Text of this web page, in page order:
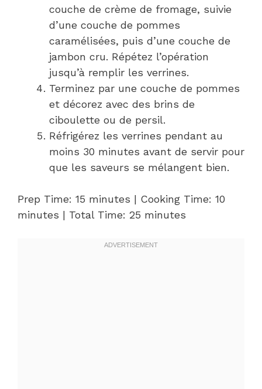
couche de crème de fromage, suivie
d’une couche de pommes
caramélisées, puis d’une couche de
jambon cru. Répétez l’opération
jusqu’à remplir les verrines.
Terminez par une couche de pommes
et décorez avec des brins de
ciboulette ou de persil.
Réfrigérez les verrines pendant au
moins 30 minutes avant de servir pour
que les saveurs se mélangent bien.
Prep Time: 15 minutes | Cooking Time: 10
minutes | Total Time: 25 minutes